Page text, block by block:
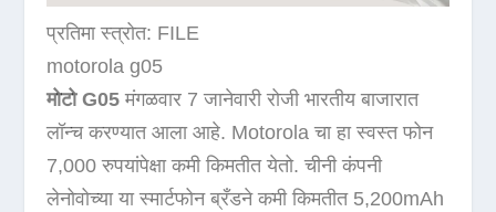
प्रतिमा स्त्रोत: FILE
motorola g05
मोटो G05 मंगळवार 7 जानेवारी रोजी भारतीय बाजारात
लॉन्च करण्यात आला आहे. Motorola चा हा स्वस्त फोन
7,000 रुपयांपेक्षा कमी किमतीत येतो. चीनी कंपनी
लेनोवोच्या या स्मार्टफोन ब्रँडने कमी किमतीत 5,200mAh